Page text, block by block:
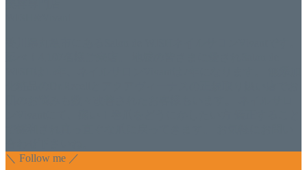
＼ Follow me ／